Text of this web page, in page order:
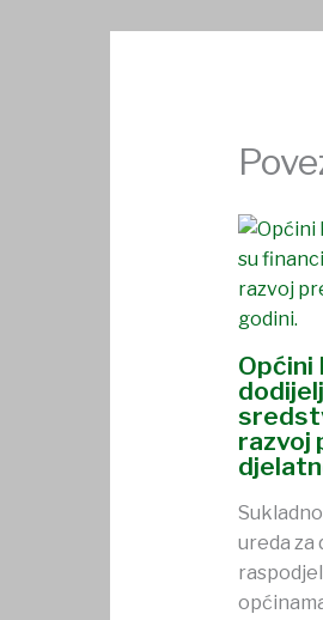
Općini
razvoj
ureda za